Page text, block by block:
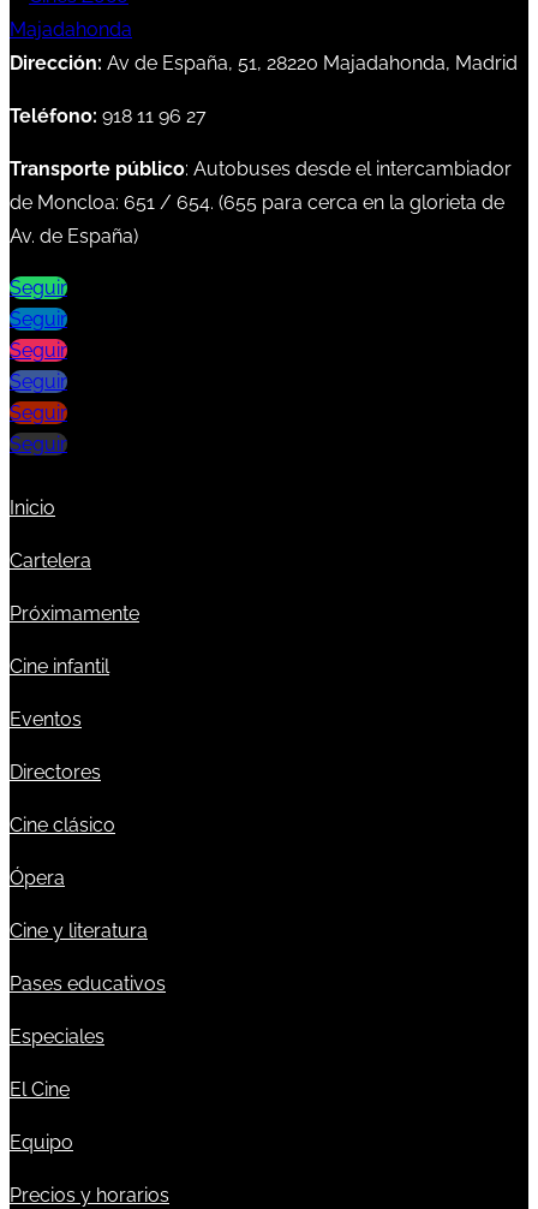
Dirección: Av de España, 51, 28220 Majadahonda, Madrid
Teléfono: 918 11 96 27
Transporte público: Autobuses desde el intercambiador
de Moncloa: 651 / 654. (655 para cerca en la glorieta de
Av. de España)
Seguir
Seguir
Seguir
Seguir
Seguir
Seguir
Inicio
Cartelera
Próximamente
Cine infantil
Eventos
Directores
Cine clásico
Ópera
Cine y literatura
Pases educativos
Especiales
El Cine
Equipo
Precios y horarios